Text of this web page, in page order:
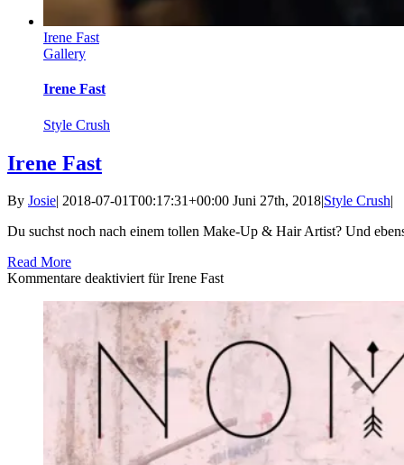
Irene Fast
Gallery
Irene Fast
Style Crush
Irene Fast
By Josie| 2018-07-01T00:17:31+00:00 Juni 27th, 2018|Style Crush|
Du suchst noch nach einem tollen Make-Up & Hair Artist? Und
Read More
Kommentare deaktiviertfür Irene Fast